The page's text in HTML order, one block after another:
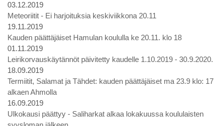
03.12.2019
Meteoriitit - Ei harjoituksia keskiviikkona 20.11
19.11.2019
Kauden päättäjäiset Hamulan koululla ke 20.11. klo 18
01.11.2019
Leirikorvauskäytännöt päivitetty kaudelle 1.10.2019 - 30.9.2020.
18.09.2019
Termiitit, Salamat ja Tähdet: kauden päättäjäiset ma 23.9 klo: 17
alkaen Ahmolla
16.09.2019
Ulkokausi päättyy - Saliharkat alkaa lokakuussa koululaisten